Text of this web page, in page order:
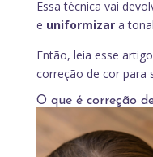
Essa técnica vai
e uniformizar a
Então, leia esse
correção de cor para
O que é correção